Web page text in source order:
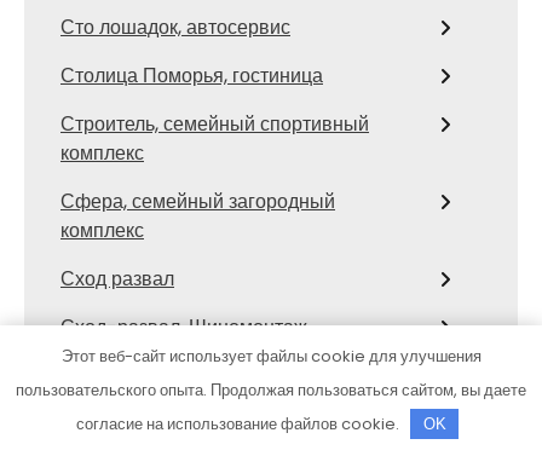
Сто лошадок, автосервис
Столица Поморья, гостиница
Строитель, семейный спортивный
комплекс
Сфера, семейный загородный
комплекс
Сход развал
Сход-развал, Шиномонтаж
Темерницкий, развлекательный
Этот веб-сайт использует файлы cookie для улучшения
пользовательского опыта. Продолжая пользоваться сайтом, вы даете
согласие на использование файлов cookie.
OK